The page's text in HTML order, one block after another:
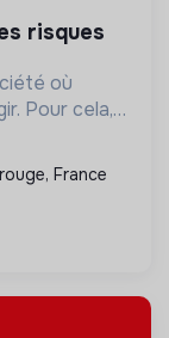
où
Pour cela,
tous.
France